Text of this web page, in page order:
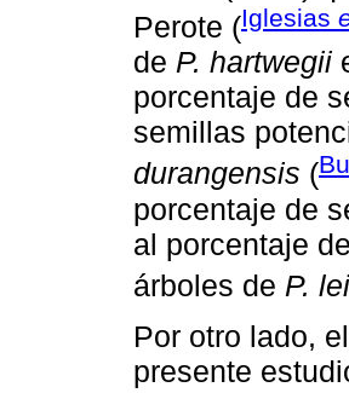
Perote (Iglesias
de P. hartwegii
porcentaje de
semillas
durangensis (
porcentaje de
al porcentaje
árboles de P.
Por otro lado,
presente